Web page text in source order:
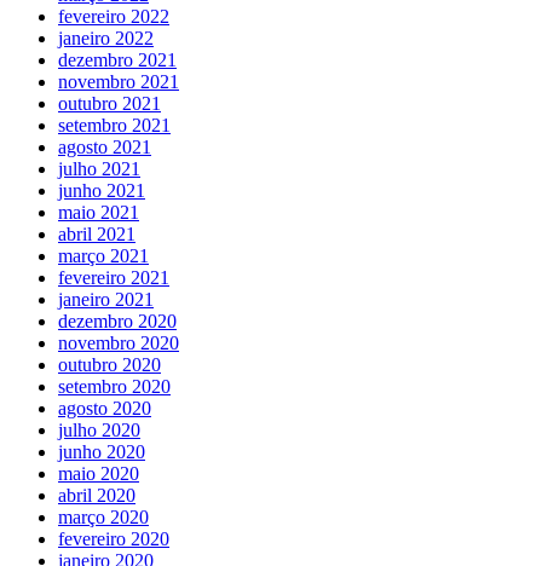
fevereiro 2022
janeiro 2022
dezembro 2021
novembro 2021
outubro 2021
setembro 2021
agosto 2021
julho 2021
junho 2021
maio 2021
abril 2021
março 2021
fevereiro 2021
janeiro 2021
dezembro 2020
novembro 2020
outubro 2020
setembro 2020
agosto 2020
julho 2020
junho 2020
maio 2020
abril 2020
março 2020
fevereiro 2020
janeiro 2020